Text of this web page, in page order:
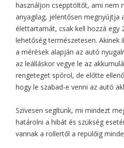
használjon csepptöltőt, ami nem
anyagilag, jelentősen megnyújtja
élettartamát, csak kell hozzá egy
lehetőség természetesen. Akinek
a mérések alapján az autó
az leálláskor vegye le az
rengeteget spórol, de előtte
hogy le szabad-e venni az autó
Szívesen segítünk, mi mindezt
határolni a hibát és szükség
vannak a rollertől a repülőig